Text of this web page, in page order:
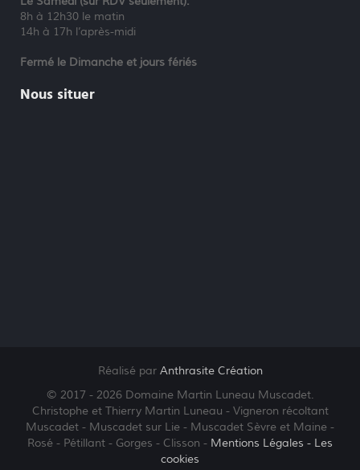
8h à 12h30 le matin
14h à 17h l’après-midi
Fermé le Dimanche et jours fériés
Nous situer
Réalisé par Anthrasite Création
© 2017 - 2026 Domaine Martin Luneau Muscadet.
Christophe et Thierry Martin Luneau - Vigneron récoltant
Muscadet - Muscadet sur Lie - Muscadet Sèvre et Maine -
Rosé - Pétillant - Gorges - Clisson - Mentions Légales - Les
cookies